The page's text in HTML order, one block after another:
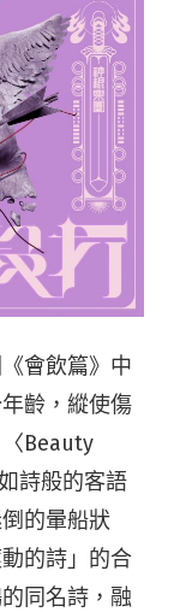
會飲篇》中
齡，縱使傷
Beauty
詩般的客語
的暈船狀
的詩」的合
同名詩，融